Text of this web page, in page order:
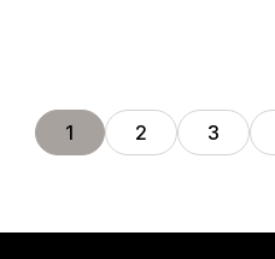
1 2 3